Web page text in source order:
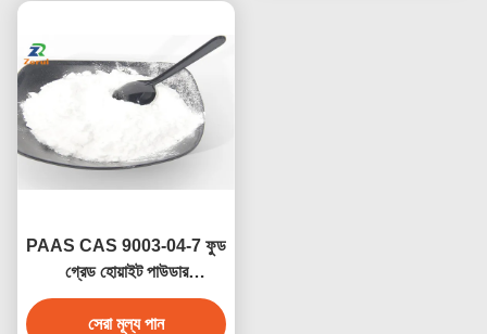
PAAS CAS 9003-04-7 ফুড
গ্রেড হোয়াইট পাউডার
পলিঅ্যাক্রিলিক অ্যাসিড সোডিয়াম
ফুড ডিসপারস্যান্টের জন্য
সেরা মূল্য পান